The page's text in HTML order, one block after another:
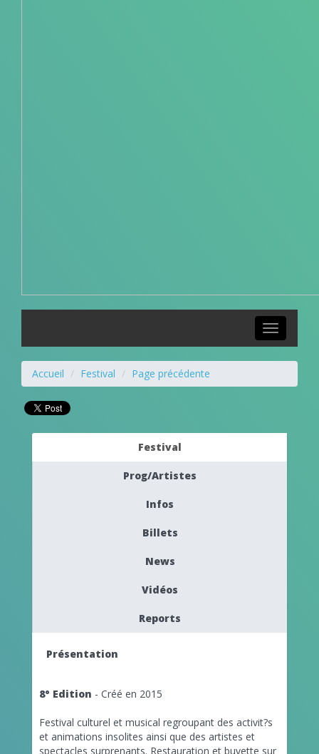
Toggle
navigation
Accueil Festival Page précédente
Festival
Prog/Artistes
Infos
Billets
News
Vidéos
Reports
Présentation
8° Edition - Créé en 2015
Festival culturel et musical regroupant des activit?s
et animations insolites ainsi que des artistes et
spectacles surprenants. Restauration et buvette sur